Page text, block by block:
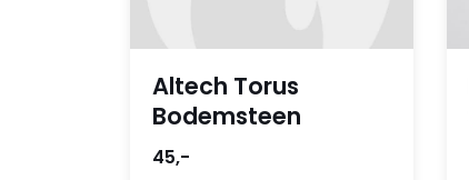
Altech Torus
Bodemsteen
45,-